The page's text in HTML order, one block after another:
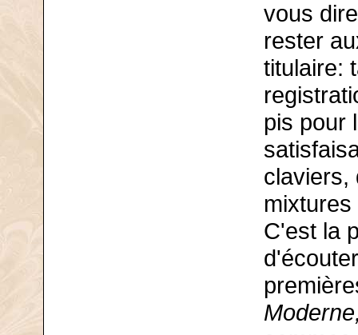
vous
rester
titulaire:
pis pour
claviers,
C'est la